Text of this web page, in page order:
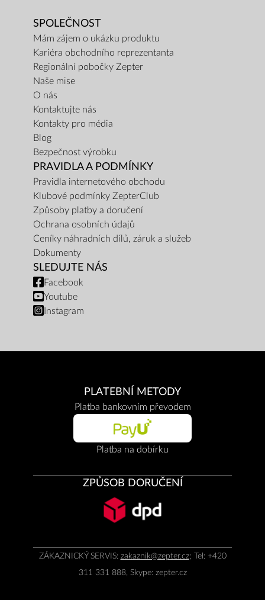
SPOLEČNOST
Mám zájem o ukázku produktu
Kariéra obchodního reprezentanta
Regionální pobočky Zepter
Naše mise
O nás
Kontaktujte nás
Kontakty pro média
Blog
Bezpečnost výrobku
PRAVIDLA A PODMÍNKY
Pravidla internetového obchodu
Klubové podmínky ZepterClub
Způsoby platby a doručení
Ochrana osobních údajů
Ceníky náhradních dílů, záruk a služeb
Dokumenty
SLEDUJTE NÁS
Facebook
Youtube
Instagram
PLATEBNÍ METODY
Platba bankovním převodem
Platba na dobírku
ZPŮSOB DORUČENÍ
ZÁKAZNICKÝ SERVIS: zakaznik@zepter.cz; Tel: +420
311 331 888, Skype: zepter.cz